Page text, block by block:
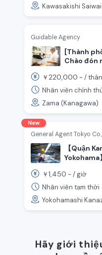
Kawasakishi
Guidable Agency
[Thành
Chào đón
trung tâm
￥220,000 ~ /
Nhân viên chính
Zama (Kanagawa)
New
General Agent Tokyo
【Quận
thêm
sơn ◎◎
￥1,450 ~ /giờ
Nhân viên tạm thời
Yokohamashi
Hãy giới